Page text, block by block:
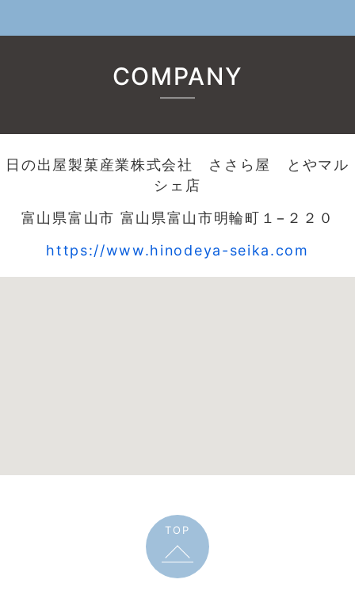
COMPANY
日の出屋製菓産業株式会社 ささら屋 とやマル
シェ店
富山県富山市 富山県富山市明輪町１−２２０
https://www.hinodeya-seika.com
TOP